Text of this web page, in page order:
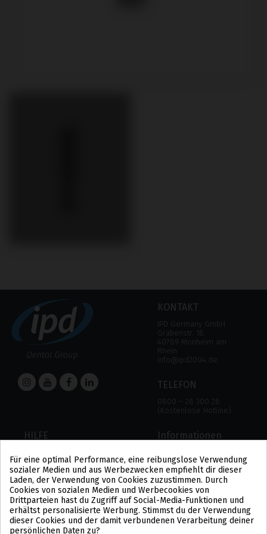
KONTAKT
IPD Germany GmbH
Grabenstr. 18
40789 Monheim am
Rhein
info@ipd2004.de
TELEFON
0800 – 28 300 28
(Kostenlose Hotline)
HILFE
HILFE
ZAHLUNGSMODALITÄTEN
VERSAND UND RÜCKGABE
Informationen
RECHTLICHER HINWEIS
DATENSCHUTZBESTIMMUNGEN
COOKIE-POLITIK
ALLGEMEINE
GESCHÄFTSBEDINGUNGEN
US
PL
Für eine optimal Performance, eine reibungslose Verwendung
sozialer Medien und aus Werbezwecken empfiehlt dir dieser
Laden, der Verwendung von Cookies zuzustimmen. Durch
Cookies von sozialen Medien und Werbecookies von
Drittparteien hast du Zugriff auf Social-Media-Funktionen und
erhältst personalisierte Werbung. Stimmst du der Verwendung
dieser Cookies und der damit verbundenen Verarbeitung deiner
persönlichen Daten zu?